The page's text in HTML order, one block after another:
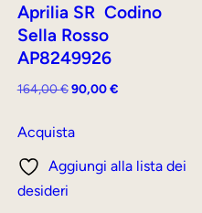
Aprilia SR Codino
Sella Rosso
AP8249926
164,00€ Il
originale
164,00 €.
90,00€Il
90,00 €.
Acquista
Aggiungi alla lista dei
desideri